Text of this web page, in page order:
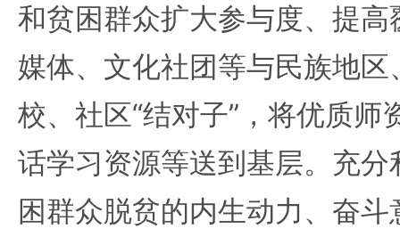
和贫困群众扩大参与度、提
媒体、文化社团等与民族地
校、社区“结对子”，将优质师
话学习资源等送到基层。充
困群众脱贫的内生动力、奋